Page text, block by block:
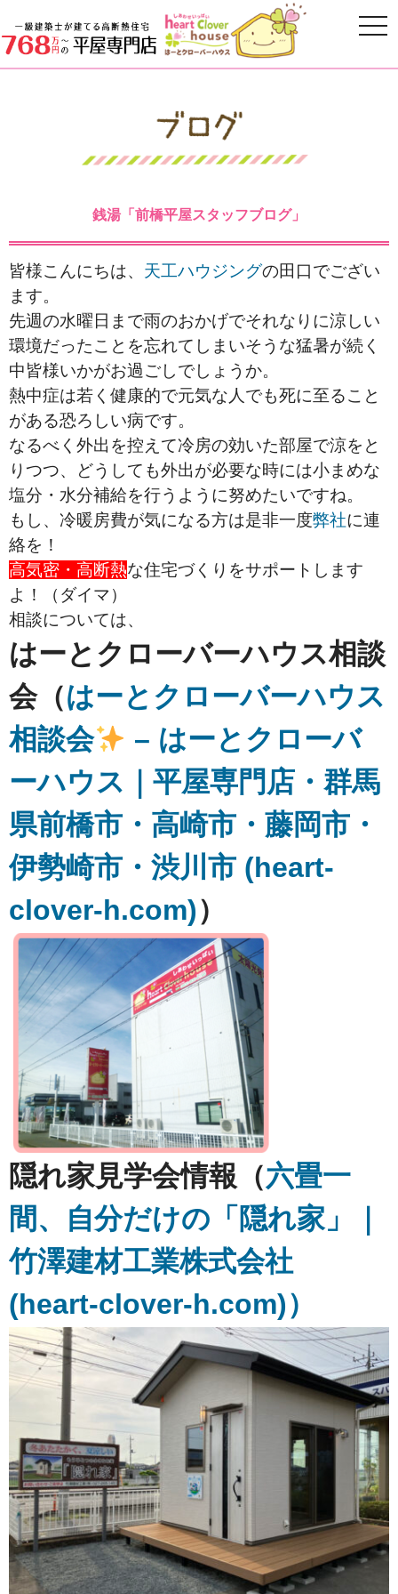
銭湯「前橋平屋スタッフブログ」
皆様こんにちは、 天工ハウジングの田口でござい
ます。
先週の水曜日まで雨のおかげでそれなりに涼しい
環境だったことを忘れてしまいそうな猛暑が続く
中皆様いかがお過ごしでしょうか。
熱中症は若く健康的で元気な人でも死に至ること
がある恐ろしい病です。
なるべく外出を控えて冷房の効いた部屋で涼をと
りつつ、どうしても外出が必要な時には小まめな
塩分・水分補給を行うように努めたいですね。
もし、冷暖房費が気になる方は是非一度弊社に連
絡を！
高気密・高断熱な住宅づくりをサポートします
よ！（ダイマ）
相談については、
はーとクローバーハウス相談
会（はーとクローバーハウス
相談会
– はーとクローバ
ーハウス｜平屋専門店・群馬
県前橋市・高崎市・藤岡市・
伊勢崎市・渋川市 (heart-
clover-h.com)）
隠れ家見学会情報（六畳一
間、自分だけの「隠れ家」｜
竹澤建材工業株式会社
(heart-clover-h.com)）